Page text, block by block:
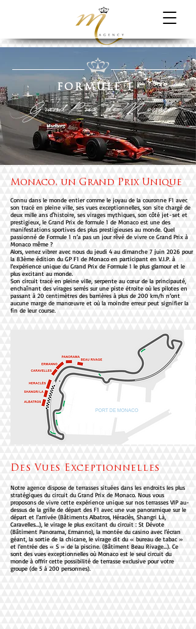
FORMULE 1
GrandPrix deMonaco
Monaco, un Grand Prix Unique
Connu dans le monde entier comme le joyau de la couronne F1 avec
son tracé en pleine ville, ses vues exceptionnelles, son site chargé de
deux mille ans d'histoire, ses virages mythiques, son côté jet-set et
prestigieux, le Grand Prix de formule 1 de Monaco est une des
manifestations sportives des plus prestigieuses au monde. Quel
passionné de Formule 1 n’a pas un jour rêvé de vivre ce Grand Prix à
Monaco même ?
Alors, venez vibrer avec nous du jeudi 4 au dimanche 7 juin 2026 pour
la 83ème édition du GP F1 de Monaco en participant en V.I.P. à
l’expérience unique du Grand Prix de Formule 1 le plus glamour et le
plus excitant au monde.
Son circuit tracé en pleine ville, serpente au cœur de la principauté,
enchaînant des virages serrés sur une piste étroite où les pilotes en
passant à 20 centimètres des barrières à plus de 200 km/h n’ont
aucune marge de manœuvre et où la moindre erreur peut signifier la
fin de leur course.
Des Vues Exceptionnelles
Notre agence dispose de terrasses situées dans les endroits les plus
stratégiques du circuit du Grand Prix de Monaco. Nous vous
proposons de vivre cette expérience unique sur nos terrasses VIP au-
dessus de la grille de départ des F1 avec une vue panoramique sur le
départ et l’arrivée (Bâtiments Albatros, Héraclès, Shangri Là,
Caravelles...), le virage le plus excitant du circuit : St Dévote
(Bâtiment Panorama, Ermanno), la montée du casino avec l’écran
géant, la sortie de la chicane, le virage dit du « bureau de tabac »
et l’entrée des « S » de la piscine. (Bâtiment Beau Rivage...). Ce
sont des vues exceptionnelles où Monaco est le seul circuit du
monde à offrir cette possibilité de terrasse exclusive pour votre
groupe (de 5 à 200 personnes).